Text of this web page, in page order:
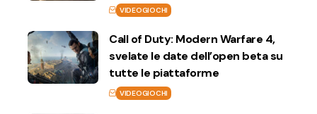
VIDEOGIOCHI
Call of Duty: Modern Warfare 4,
svelate le date dell’open beta su
tutte le piattaforme
VIDEOGIOCHI